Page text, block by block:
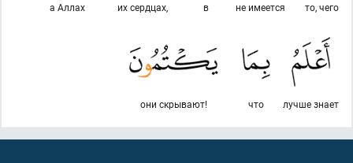
то, чего
не имеется
в
их сердцах,
а Аллах
лучше знает
что
они скрывают!